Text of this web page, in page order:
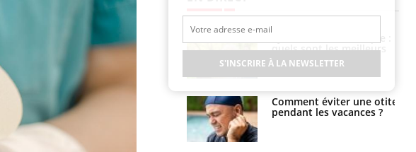
quels sont les meilleurs
exercices physiques ?
Comment éviter une otite
pendant les vacances ?
rapport s’interroge sur
son taux élevé en France
Grossesse à risque : ce jus
naturel attire l'attention
des chercheurs
S'INSCRIRE À LA NEWSLETTER